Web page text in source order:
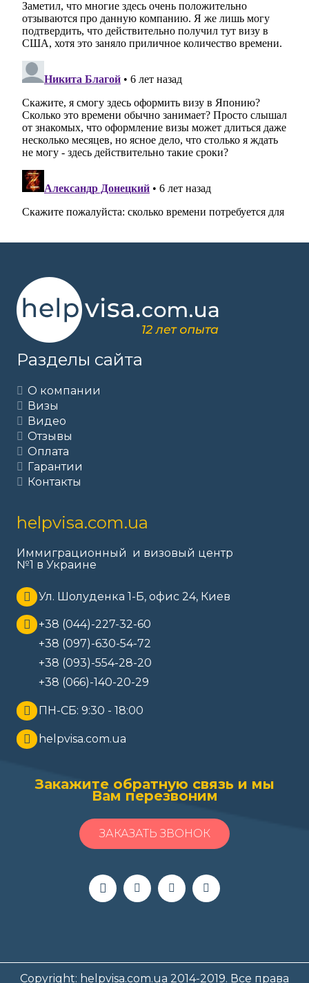
Разделы сайта
О компании
Визы
Видео
Отзывы
Оплата
Гарантии
Контакты
helpvisa.com.ua
Иммиграционный и визовый центр
№1 в Украине
Ул. Шолуденка 1-Б, офис 24, Киев
+38 (044)-227-32-60
+38 (097)-630-54-72
+38 (093)-554-28-20
+38 (066)-140-20-29
ПН-СБ: 9:30 - 18:00
helpvisa.com.ua
Закажите обратную связь и мы
Вам перезвоним
ЗАКАЗАТЬ ЗВОНОК
Copyright: helpvisa.com.ua 2014-2019. Все права